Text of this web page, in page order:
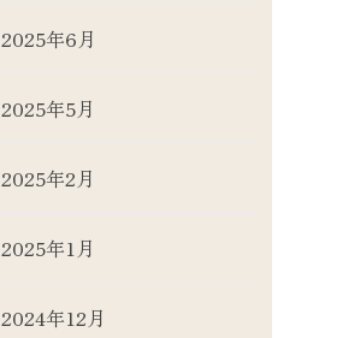
2025年6月
2025年5月
2025年2月
2025年1月
2024年12月